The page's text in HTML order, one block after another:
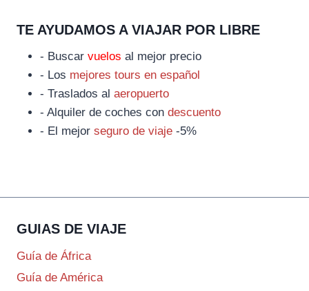
TE AYUDAMOS A VIAJAR POR LIBRE
- Buscar vuelos al mejor precio
- Los mejores tours en español
- Traslados al aeropuerto
- Alquiler de coches con descuento
- El mejor seguro de viaje -5%
GUIAS DE VIAJE
Guía de África
Guía de América